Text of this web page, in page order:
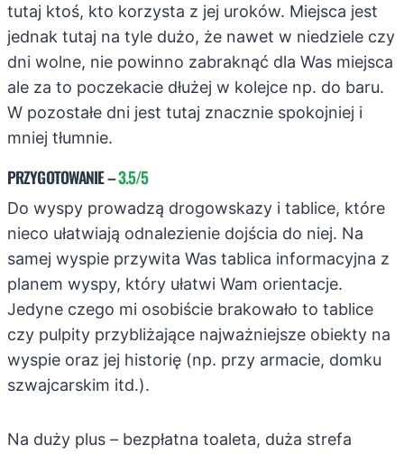
tutaj ktoś, kto korzysta z jej uroków. Miejsca jest
jednak tutaj na tyle dużo, że nawet w niedziele czy
dni wolne, nie powinno zabraknąć dla Was miejsca
ale za to poczekacie dłużej w kolejce np. do baru.
W pozostałe dni jest tutaj znacznie spokojniej i
mniej tłumnie.
PRZYGOTOWANIE–3.5/5
Do wyspy prowadzą drogowskazy i tablice, które
nieco ułatwiają odnalezienie dojścia do niej. Na
samej wyspie przywita Was tablica informacyjna z
planem wyspy, który ułatwi Wam orientacje.
Jedyne czego mi osobiście brakowało to tablice
czy pulpity przybliżające najważniejsze obiekty na
wyspie oraz jej historię (np. przy armacie, domku
szwajcarskim itd.).
Na duży plus – bezpłatna toaleta, duża strefa